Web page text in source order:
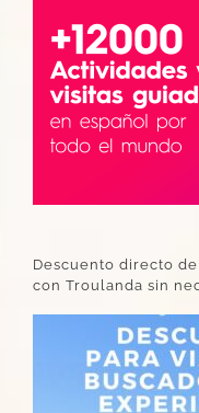
Descuento directo
con Troulanda sin